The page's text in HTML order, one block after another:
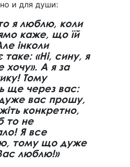
и для души:
я люблю, коли
каже, що їй
інколи
таке: «Ні, сину, я
хочу». А я за
Тому
ще через вас:
вас прошу,
конкретно,
то не
Я все
тому що дуже
люблю!»